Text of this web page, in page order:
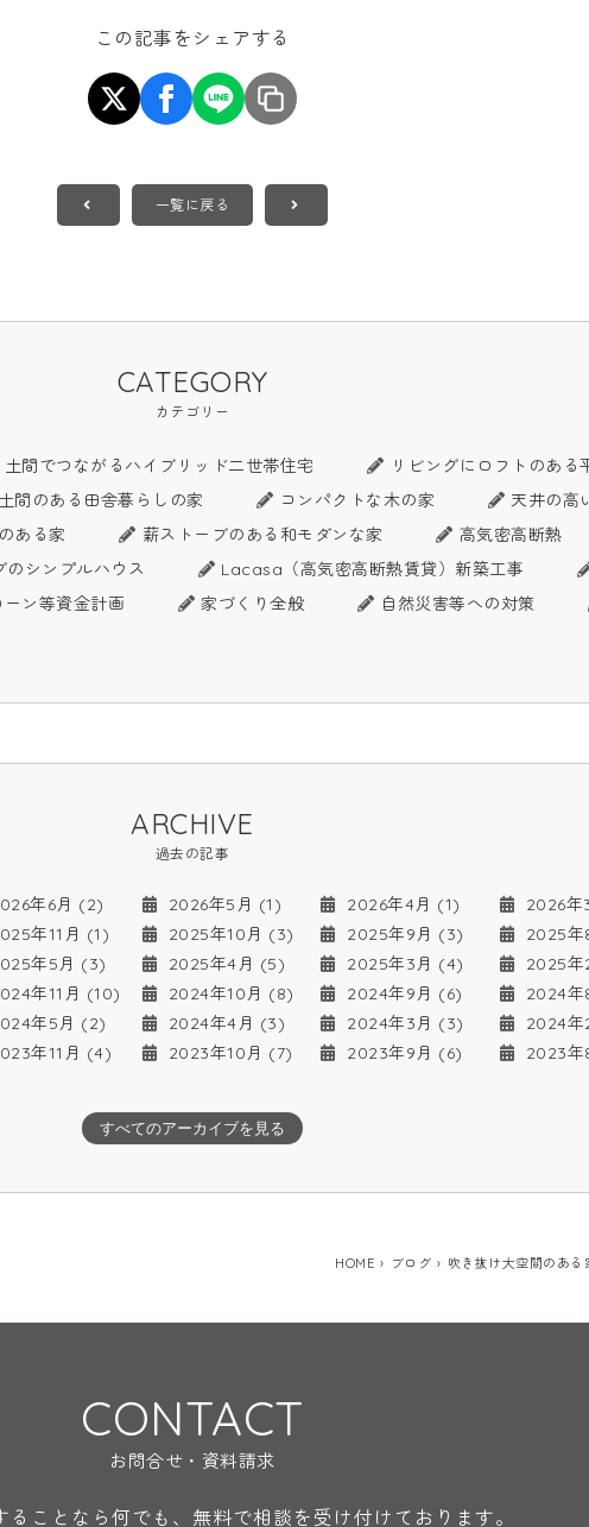
この記事をシェアする
一覧に戻る
CATEGORY
カテゴリー
土間でつながるハイブリッド二世帯住宅
リビングにロフトのある
間のある田舎暮らしの家 コンパクトな木の家
天井の高
ある家 薪ストーブのある和モダンな家
高気密高断熱
シンプルハウス Lacasa（高気密高断熱賃貸）新築工事
ン等資金計画 家づくり全般 自然災害等への対策
ARCHIVE
過去の記事
年6月 (2) 2026年5月 (1) 2026年4月 (1)
2026
年11月 (1) 2025年10月 (3) 2025年9月 (3)
2025
年5月 (3) 2025年4月 (5) 2025年3月 (4)
2025
年11月 (10) 2024年10月 (8) 2024年9月 (6)
2024
年5月 (2) 2024年4月 (3) 2024年3月 (3)
2024
年11月 (4) 2023年10月 (7) 2023年9月 (6) 2023
すべてのアーカイブを見る
HOME ブログ 吹き抜け大空間のある
CONTACT
お問合せ・資料請求
ることなら何でも、無料で相談を受け付けております。